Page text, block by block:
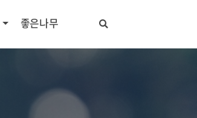
좋은나무